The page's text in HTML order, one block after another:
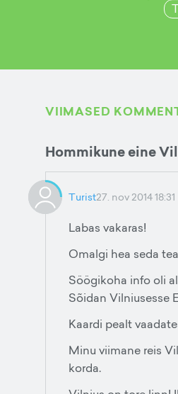
VIIMASED
Hommikune eine
Turist27. nov 2014 18:31
Labas vakaras!
Omalgi hea seda
Söögikoha info oli
Sõidan Vilniusesse
Kaardi pealt
Minu viimane reis
korda.